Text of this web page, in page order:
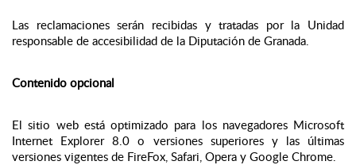
Las reclamaciones serán recibidas y tratadas por la Unidad
responsable de accesibilidad de la Diputación de Granada.
Contenido opcional
El sitio web está optimizado para los navegadores Microsoft
Internet Explorer 8.0 o versiones superiores y las últimas
versiones vigentes de FireFox, Safari, Opera y Google Chrome.